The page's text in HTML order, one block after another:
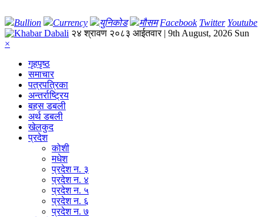
Bullion Currency युनिकोड मौसम Facebook Twitter Youtube
२४ श्रावण २०८३ आईतवार | 9th August, 2026 Sun
×
गृहपृष्‍ठ
समाचार
पत्रपत्रिका
अन्तर्राष्ट्रिय
बहस डबली
अर्थ डबली
खेलकुद
प्रदेश
कोशी
मधेश
प्रदेश न. ३
प्रदेश न. ४
प्रदेश न. ५
प्रदेश न. ६
प्रदेश न. ७